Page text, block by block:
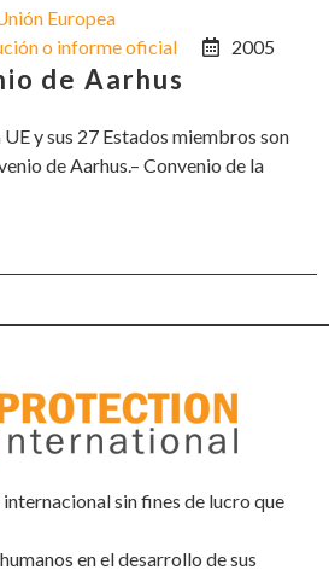
Europea
o informe oficial
2005
de Aarhus
y sus 27 Estados miembros son
de Aarhus.– Convenio de la
sin fines de lucro que
en el desarrollo de sus